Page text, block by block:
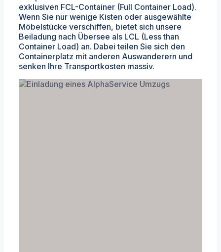
exklusiven FCL-Container (Full Container Load).
Wenn Sie nur wenige Kisten oder ausgewählte
Möbelstücke verschiffen, bietet sich unsere
Beiladung nach Übersee als LCL (Less than
Container Load) an. Dabei teilen Sie sich den
Containerplatz mit anderen Auswanderern und
senken Ihre Transportkosten massiv.